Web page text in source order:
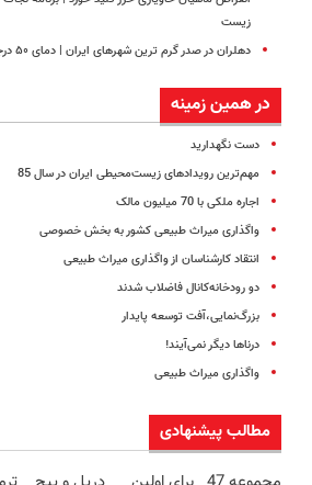
زیست
دهلران در صدر گرم‌ ترین شهرهای ایران | دمای ۵۰ درجه به ایران بازگشت ثبت شد
در همین زمینه
دست نگهدارید
مهم‌ترین رویدادهای زیست‌محیطی ایران در سال 85
اجاره ملکی با 70 میلیون مالک
واگذاری میراث طبیعی کشور به بخش خصوصی
انتقاد کارشناسان از واگذاری میراث طبیعی
دو رودخانه‌کانال فاضلاب شد‌ند
بزرگ‌نمایی،آفت توسعه پایدار
درناها دیگر نمی‌آیند!
واگذاری میراث طبیعی
مطالب پیشنهادی